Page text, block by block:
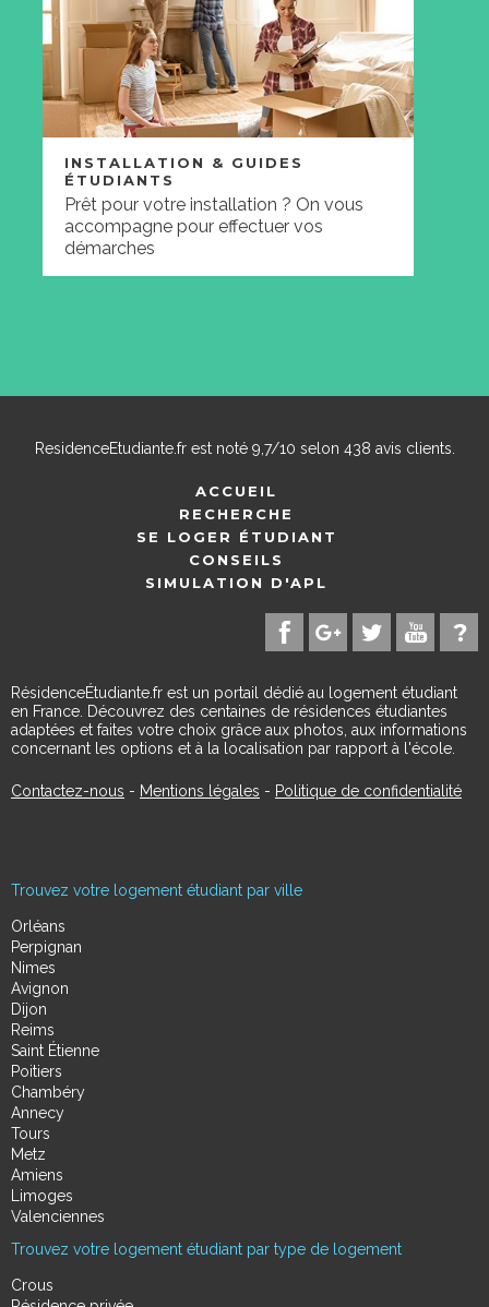
INSTALLATION & GUIDES
ÉTUDIANTS
Prêt pour votre installation ? On vous
accompagne pour effectuer vos
démarches
ResidenceEtudiante.frest noté 9,7/10 selon 438 avis clients.
ACCUEIL
RECHERCHE
SE LOGER ÉTUDIANT
CONSEILS
SIMULATION D'APL
RésidenceÉtudiante.fr est un portail dédié au logement étudiant
en France. Découvrez des centaines de résidences étudiantes
adaptées et faites votre choix grâce aux photos, aux informations
concernant les options et à la localisation par rapport à l'école.
Contactez-nous - Mentions légales - Politique de confidentialité
Trouvez votre logement étudiant par ville
Orléans
Perpignan
Nimes
Avignon
Dijon
Reims
Saint Étienne
Poitiers
Chambéry
Annecy
Tours
Metz
Amiens
Limoges
Valenciennes
Trouvez votre logement étudiant par type de logement
Crous